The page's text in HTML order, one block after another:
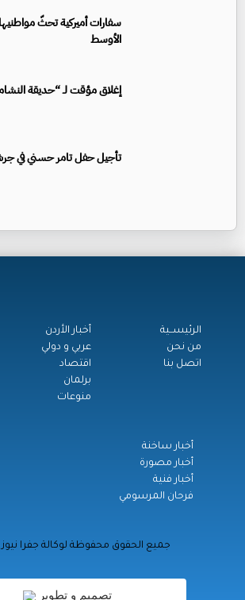
سفارات أميركية تحثّ
الأوسط
إغلاق مؤقت لـ “حديقة
تأجيل حفل تامر حسني في
الرئيســية
من نحن
اتصل بنا
أخبار الأردن
عربي و دولي
اقتصاد
برلمان
منوعات
أخبار ساخنة
أخبار مصورة
أخبار فنية
فرحان المرسومي
© جميع الحقوق محفوظة لوكالة جفرا نيوز 2024
تصميم و تطوير